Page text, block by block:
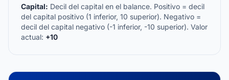
Capital: Decil del capital en el balance. Positivo = decil
del capital positivo (1 inferior, 10 superior). Negativo =
decil del capital negativo (-1 inferior, -10 superior). Valor
actual: +10